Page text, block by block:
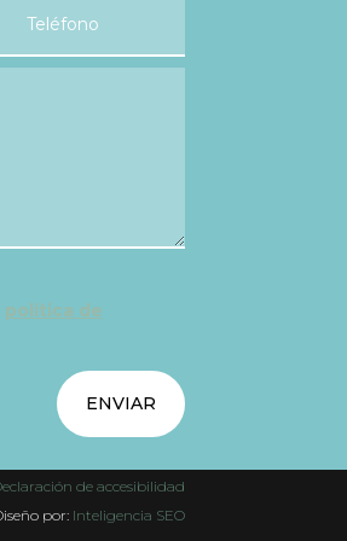
política de
ENVIAR
de accesibilidad
por: Inteligencia SEO